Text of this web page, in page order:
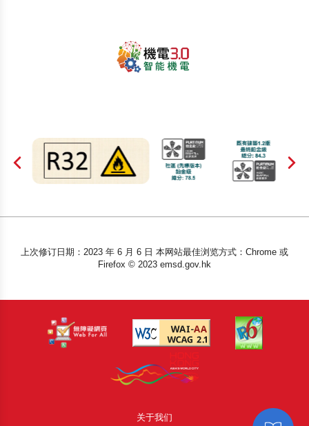
上次修订日期：2023 年 6 月 6 日 本网站最佳浏览方式：Chrome 或
Firefox © 2023 emsd.gov.hk
关于我们